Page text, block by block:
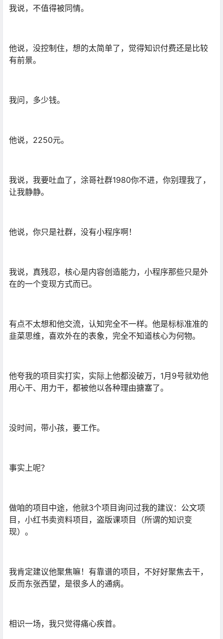
我说，不值得被同情。
他说，没控制住，想的太简单了，觉得知识付费还是比较
有前景。
我问，多少钱。
他说，2250元。
我说，我要吐血了，涂哥社群1980你不进，你别理我了，
让我静静。
他说，你只是社群，没有小程序啊！
我说，真残忍，核心是内容创造能力，小程序那些只是外
在的一个变现方式而已。
有点不太想和他交流，认知完全不一样。他是标标准准的
韭菜思维，喜欢外在的表象，完全不知道核心为何物。
他夸我的项目实打实，实际上他都没破万，1月9号就劝他
用心干、用力干，都被他以各种理由搪塞了。
没时间，带小孩，要工作。
事实上呢？
做咱的项目中途，他就3个项目询问过我的建议：公文项
目，小红书卖资料项目，盗版课项目（所谓的知识变
现）。
我肯定建议他聚焦嘛！有靠谱的项目，不好好聚焦去干，
反而东张西望，是很多人的通病。
相识一场，我只觉得痛心疾首。